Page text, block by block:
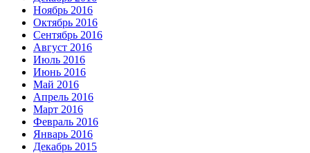
Ноябрь 2016
Октябрь 2016
Сентябрь 2016
Август 2016
Июль 2016
Июнь 2016
Май 2016
Апрель 2016
Март 2016
Февраль 2016
Январь 2016
Декабрь 2015